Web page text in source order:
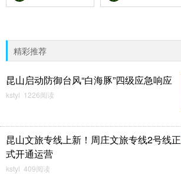
精彩推荐
昆山启动防御台风“白海豚”四级应急响应
kstyl 1226阅读
昆山文旅专线上新！周庄文旅专线2号线正
式开通运营
kstyl 409阅读